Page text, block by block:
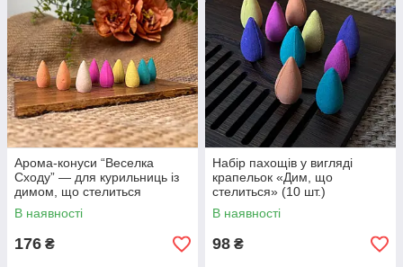
Арома-конуси “Веселка
Сходу” — для курильниць із
димом, що стелиться
В наявності
176 ₴
Набір пахощів у вигляді
крапельок «Дим, що
стелиться» (10 шт.)
В наявності
98 ₴